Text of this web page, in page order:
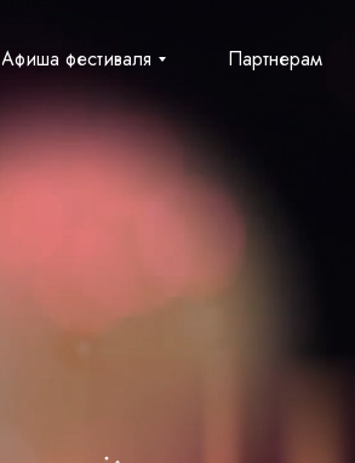
Партнерам
Афиша фестиваля